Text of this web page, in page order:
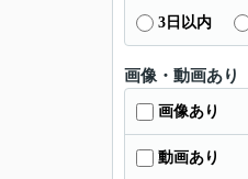
3日以内
画像・動画あり
画像あり
動画あり